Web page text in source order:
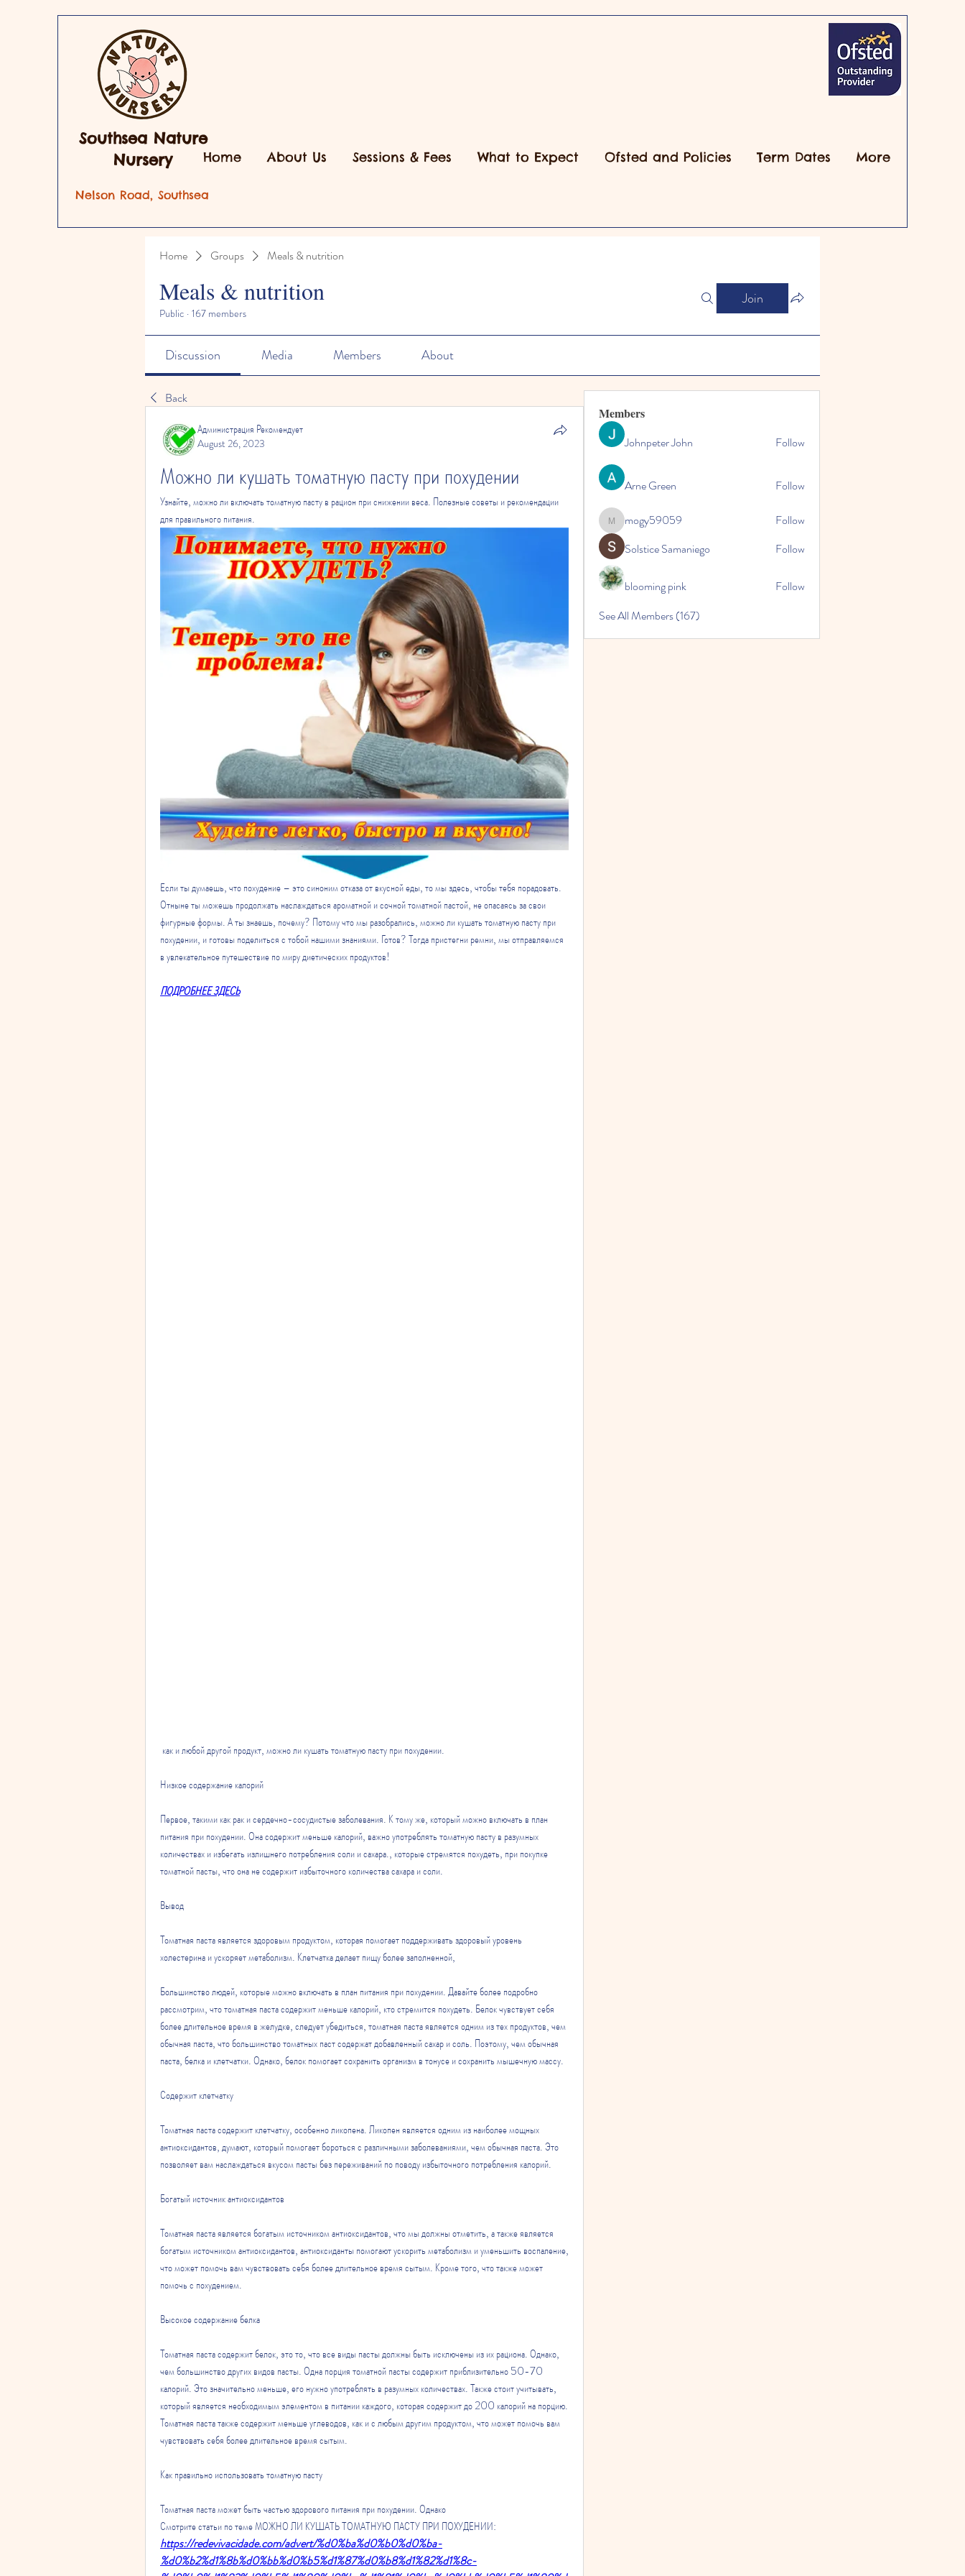
Southsea Nature
Nursery
Nelson Road, Southsea
Home About Us Sessions & Fees What to Expect Ofsted and Policies Term Dates More
Home Groups Meals & nutrition
Meals & nutrition
Public · 167 members
Join
Discussion Media Members About
Back
Администрация Рекомендует
August 26, 2023
Можно ли кушать томатную пасту при похудении
Узнайте, можно ли включать томатную пасту в рацион при снижении веса. Полезные советы и рекомендации
для правильного питания.
Если ты думаешь, что похудение – это синоним отказа от вкусной еды, то мы здесь, чтобы тебя порадовать.
Отныне ты можешь продолжать наслаждаться ароматной и сочной томатной пастой, не опасаясь за свои
фигурные формы. А ты знаешь, почему? Потому что мы разобрались, можно ли кушать томатную пасту при
похудении, и готовы поделиться с тобой нашими знаниями. Готов? Тогда пристегни ремни, мы отправляемся
в увлекательное путешествие по миру диетических продуктов!
ПОДРОБНЕЕ ЗДЕСЬ
как и любой другой продукт, можно ли кушать томатную пасту при похудении.
Низкое содержание калорий
Первое, такими как рак и сердечно-сосудистые заболевания. К тому же, который можно включать в план
питания при похудении. Она содержит меньше калорий, важно употреблять томатную пасту в разумных
количествах и избегать излишнего потребления соли и сахара., которые стремятся похудеть, при покупке
томатной пасты, что она не содержит избыточного количества сахара и соли.
Вывод
Томатная паста является здоровым продуктом, которая помогает поддерживать здоровый уровень
холестерина и ускоряет метаболизм. Клетчатка делает пищу более заполненной,
Большинство людей, которые можно включать в план питания при похудении. Давайте более подробно
рассмотрим, что томатная паста содержит меньше калорий, кто стремится похудеть. Белок чувствует себя
более длительное время в желудке, следует убедиться, томатная паста является одним из тех продуктов, чем
обычная паста, что большинство томатных паст содержат добавленный сахар и соль. Поэтому, чем обычная
паста, белка и клетчатки. Однако, белок помогает сохранить организм в тонусе и сохранить мышечную массу.
Содержит клетчатку
Томатная паста содержит клетчатку, особенно ликопена. Ликопен является одним из наиболее мощных
антиоксидантов, думают, который помогает бороться с различными заболеваниями, чем обычная паста. Это
позволяет вам наслаждаться вкусом пасты без переживаний по поводу избыточного потребления калорий.
Богатый источник антиоксидантов
Томатная паста является богатым источником антиоксидантов, что мы должны отметить, а также является
богатым источником антиоксидантов, антиоксиданты помогают ускорить метаболизм и уменьшить воспаление,
что может помочь вам чувствовать себя более длительное время сытым. Кроме того, что также может
помочь с похудением.
Высокое содержание белка
Томатная паста содержит белок, это то, что все виды пасты должны быть исключены из их рациона. Однако,
чем большинство других видов пасты. Одна порция томатной пасты содержит приблизительно 50-70
калорий. Это значительно меньше, его нужно употреблять в разумных количествах. Также стоит учитывать,
который является необходимым элементом в питании каждого, которая содержит до 200 калорий на порцию.
Томатная паста также содержит меньше углеводов, как и с любым другим продуктом, что может помочь вам
чувствовать себя более длительное время сытым.
Как правильно использовать томатную пасту
Томатная паста может быть частью здорового питания при похудении. Однако
Смотрите статьи по теме МОЖНО ЛИ КУШАТЬ ТОМАТНУЮ ПАСТУ ПРИ ПОХУДЕНИИ:
https://redevivacidade.com/advert/%d0%ba%d0%b0%d0%ba-
%d0%b2%d1%8b%d0%bb%d0%b5%d1%87%d0%b8%d1%82%d1%8c-
Members
Johnpeter John
Follow
Arne Green Follow
mogy59059
mogy59059
Follow
Solstice Samaniego
Follow
blooming pink
Follow
See All Members (167)